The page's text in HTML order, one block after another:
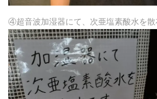
④超音波加湿器にて、次亜塩素酸水を散